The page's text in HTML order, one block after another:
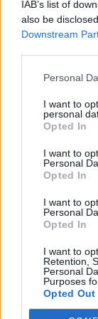
IAB’s list of
also be
Downstream
Personal
I want to
personal
Opted In
I want to
Personal
Opted In
I want to
Personal
Opted In
I want to
Retention,
Personal
Purposes
Opted Out
vaiko gyvybių
Žinios |
32 laipsnių
Žinios | Orai
V. Zalužno
Ukrainos
Laidos | Nauja
Nufilmavo,
vaizdas
Žinios |